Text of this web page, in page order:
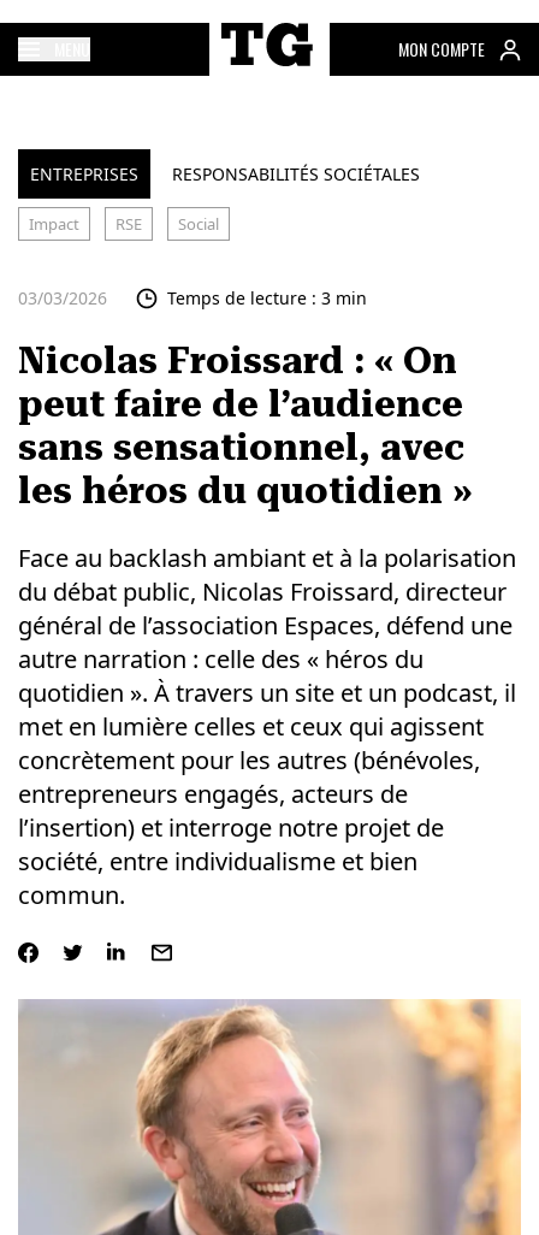
MON COMPTE
ENTREPRISES RESPONSABILITÉS SOCIÉTALES
Impact RSE Social
03/03/2026 Temps de lecture : 3 min
Nicolas Froissard : « On
peut faire de l’audience
sans sensationnel, avec
les héros du quotidien »
Face au backlash ambiant et à la polarisation
du débat public, Nicolas Froissard, directeur
général de l’association Espaces, défend une
autre narration : celle des « héros du
quotidien ». À travers un site et un podcast, il
met en lumière celles et ceux qui agissent
concrètement pour les autres (bénévoles,
entrepreneurs engagés, acteurs de
l’insertion) et interroge notre projet de
société, entre individualisme et bien
commun.